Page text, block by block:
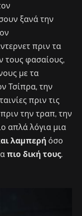
ξανά την
πριν τα
τους φασαίους,
με τα
Τσίπρα, την
πριν τις
την τραπ, την
απλά λόγια μια
λαμπερή όσο
πιο δική τους.